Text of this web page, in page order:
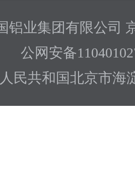
铝业集团有限公司
公网安备
民共和国北京市海